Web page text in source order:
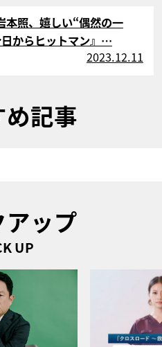
本照、嬉しい“偶然の一
からヒットマン』…
2023.12.11
記事
アップ
UP